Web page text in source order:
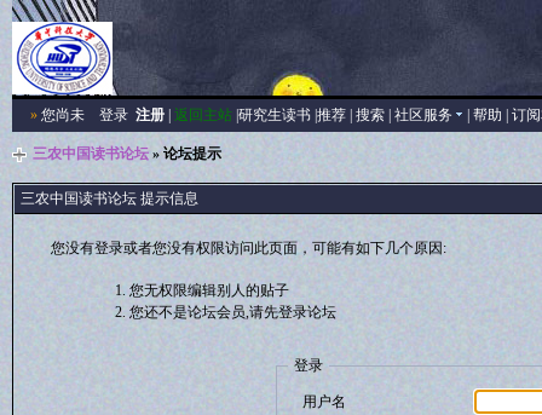
»您尚未 登录 注册| 返回主站| 研究生读书| 推荐| 搜索| 社区服务 帮助 订
三农中国读书论坛» 论坛提示
三农中国读书论坛 提示信息
您没有登录或者您没有权限访问此页面，可能有如下几个原因:
您无权限编辑别人的贴子
您还不是论坛会员,请先登录论坛
登录
用户名